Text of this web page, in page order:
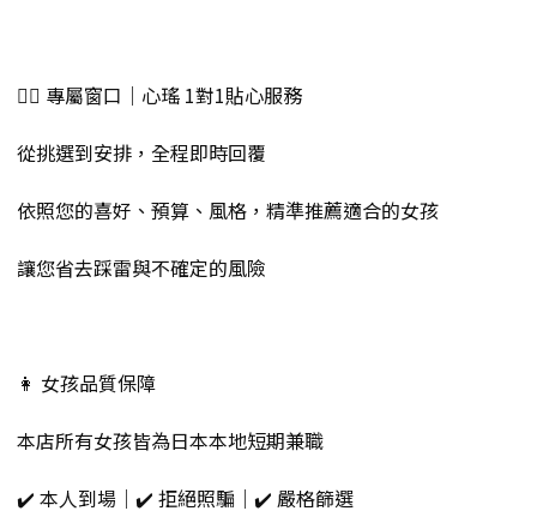
💁‍♀️ 專屬窗口｜心瑤 1對1貼心服務
從挑選到安排，全程即時回覆
依照您的喜好、預算、風格，精準推薦適合的女孩
讓您省去踩雷與不確定的風險
👩 女孩品質保障
本店所有女孩皆為日本本地短期兼職
✔️ 本人到場｜✔️ 拒絕照騙｜✔️ 嚴格篩選